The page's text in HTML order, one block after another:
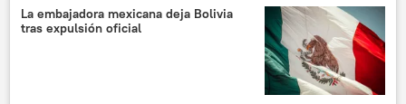
calentamiento global
balance
noticias
La embajadora mexicana deja Bolivia
tras expulsión oficial